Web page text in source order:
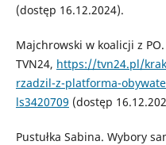
(dostęp 16.12.2024).
Majchrowski w koalicji z
TVN24, https://tvn24.pl/
rzadzil-z-platforma-
ls3420709 (dostęp
Pustułka Sabina. Wybory